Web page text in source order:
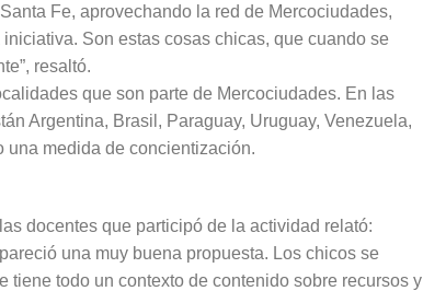
Fe, aprovechando la red de Mercociudades,
Son estas cosas chicas, que cuando se
resaltó.
que son parte de Mercociudades. En las
Argentina, Brasil, Paraguay, Uruguay, Venezuela,
una medida de concientización.
docentes que participó de la actividad relató:
una muy buena propuesta. Los chicos se
todo un contexto de contenido sobre recursos y